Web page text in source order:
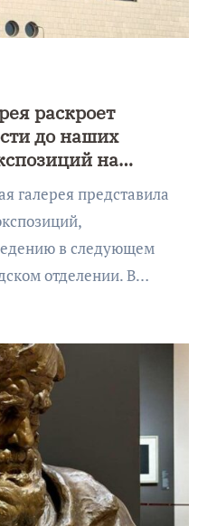
раскроет
до наших
на
в следующем
отделении. В…